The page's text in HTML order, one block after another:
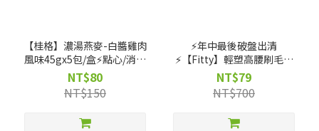
【桂格】濃湯燕麥-白醬雞肉
風味45gx5包/盒⚡點心/消夜
好選擇⚡ 🍃每份不到 200 大
卡
NT$80
NT$150
⚡️年中最後破盤出清
⚡️【Fitty】輕塑高腰刷毛褲
襪（灰黑、霧黑、咖紫）
NT$79
NT$700